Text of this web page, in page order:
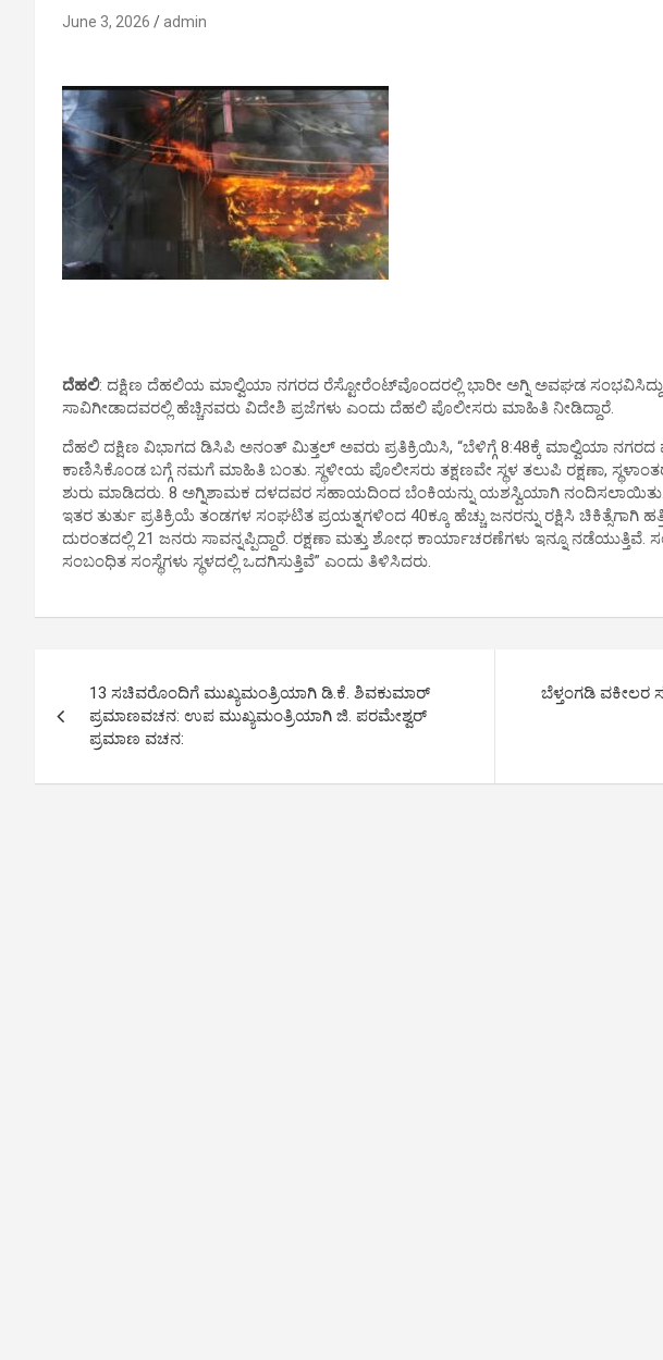
June 3, 2026 admin
ದೆಹಲಿ: ದಕ್ಷಿಣ ದೆಹಲಿಯ ಮಾಲ್ವಿಯಾ ನಗರದ ರೆಸ್ಟೋರೆಂಟ್​​ವೊಂದರಲ್ಲಿ ಭಾರೀ ಅಗ್ನಿ ಅವಘಡ ಸಂಭವಿಸಿದ್ದು,
ಸಾವಿಗೀಡಾದವರಲ್ಲಿ ಹೆಚ್ಚಿನವರು ವಿದೇಶಿ ಪ್ರಜೆಗಳು ಎಂದು ದೆಹಲಿ ಪೊಲೀಸರು ಮಾಹಿತಿ ನೀಡಿದ್ದಾರೆ.
ದೆಹಲಿ ದಕ್ಷಿಣ ವಿಭಾಗದ ಡಿಸಿಪಿ ಅನಂತ್ ಮಿತ್ತಲ್ ಅವರು ಪ್ರತಿಕ್ರಿಯಿಸಿ, “ಬೆಳಿಗ್ಗೆ 8:48ಕ್ಕೆ ಮಾಲ್ವಿಯಾ
ಕಾಣಿಸಿಕೊಂಡ ಬಗ್ಗೆ ನಮಗೆ ಮಾಹಿತಿ ಬಂತು. ಸ್ಥಳೀಯ ಪೊಲೀಸರು ತಕ್ಷಣವೇ ಸ್ಥಳ ತಲುಪಿ ರಕ್ಷಣಾ,
ಶುರು ಮಾಡಿದರು. 8 ಅಗ್ನಿಶಾಮಕ ದಳದವರ ಸಹಾಯದಿಂದ ಬೆಂಕಿಯನ್ನು ಯಶಸ್ವಿಯಾಗಿ ನಂದಿಸಲಾಯಿತು.
ಇತರ ತುರ್ತು ಪ್ರತಿಕ್ರಿಯೆ ತಂಡಗಳ ಸಂಘಟಿತ ಪ್ರಯತ್ನಗಳಿಂದ 40ಕ್ಕೂ ಹೆಚ್ಚು ಜನರನ್ನು ರಕ್ಷಿಸಿ ಚಿಕಿತ್ಸೆಗಾಗಿ
ದುರಂತದಲ್ಲಿ 21 ಜನರು ಸಾವನ್ನಪ್ಪಿದ್ದಾರೆ. ರಕ್ಷಣಾ ಮತ್ತು ಶೋಧ ಕಾರ್ಯಾಚರಣೆಗಳು ಇನ್ನೂ ನಡೆಯುತ್ತಿವೆ.
ಸಂಬಂಧಿತ ಸಂಸ್ಥೆಗಳು ಸ್ಥಳದಲ್ಲಿ ಒದಗಿಸುತ್ತಿವೆ” ಎಂದು ತಿಳಿಸಿದರು.
13 ಸಚಿವರೊಂದಿಗೆ ಮುಖ್ಯಮಂತ್ರಿಯಾಗಿ ಡಿ.ಕೆ. ಶಿವಕುಮಾರ್
ಪ್ರಮಾಣವಚನ: ಉಪ ಮುಖ್ಯಮಂತ್ರಿಯಾಗಿ ಜಿ. ಪರಮೇಶ್ವರ್
ಪ್ರಮಾಣ ವಚನ:
ಬೆಳ್ತಂಗಡಿ ವಕೀಲರ